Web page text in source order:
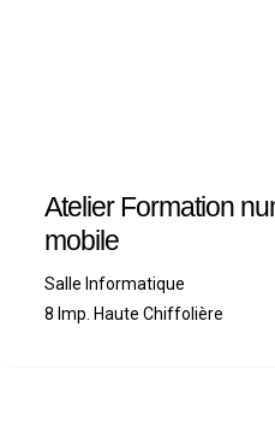
Atelier Formation
mobile
Salle Informatique
8 Imp. Haute Chiffolière